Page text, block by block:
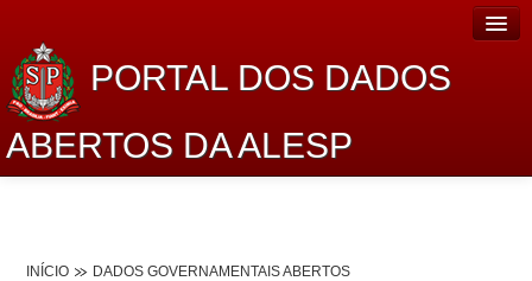
PORTAL DOS DADOS
ABERTOS DA ALESP
INÍCIO DADOS GOVERNAMENTAIS ABERTOS